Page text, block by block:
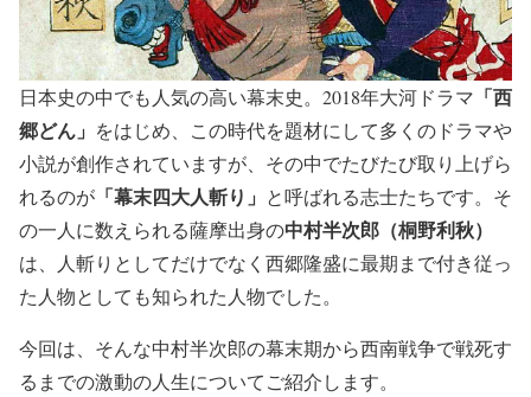
日本史の中でも人気の高い幕末史。2018年大河ドラマ 「西
郷どん」 をはじめ、この時代を題材にして多くのドラマや
小説が創作されていますが、その中でたびたび取り上げら
れるのが 「幕末四大人斬り」 と呼ばれる志士たちです。そ
の一人に数えられる薩摩出身の中村半次郎（桐野利秋）
は、人斬りとしてだけでなく西郷隆盛に最期まで付き従っ
た人物としても知られた人物でした。
今回は、そんな中村半次郎の幕末期から西南戦争で戦死す
るまでの激動の人生についてご紹介します。